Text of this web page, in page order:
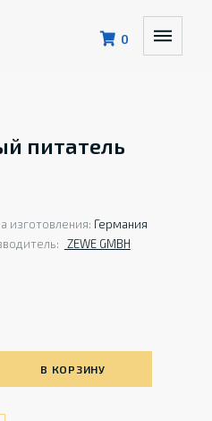
0
питатель
изготовления: Германия
ZEWE GMBH
В КОРЗИНУ